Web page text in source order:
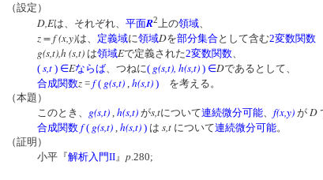
（設定）
D,Eは、それぞれ、 平面R2上の領域、
z = f (x,y)は、 定義域に領域Dを部分集合として含む2変数関数
g(s,t),h (s,t) は領域Eで定義された2変数関数、
( s,t ) ∈Eならば、つねに( g(s,t), h(s,t) ) ∈Dであるとして、
合成関数z = f( g(s,t) , h(s,t) ) を考える。
（本題）
このとき、 g(s,t) , h(s,t) がs,tについて連続微分可能、 f(x,y) が D
合成関数 f( g(s,t) , h(s,t) ) は s,t について連続微分可能。
（証明）
小平『解析入門II』 p.280;